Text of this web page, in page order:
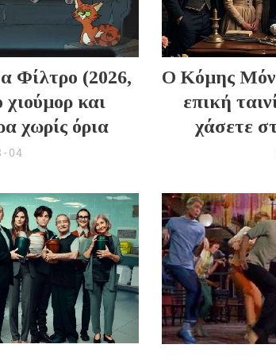
Φίλτρο (2026,
και
χωρίς όρια
04
Ο Κόμης
επική
χάσετε